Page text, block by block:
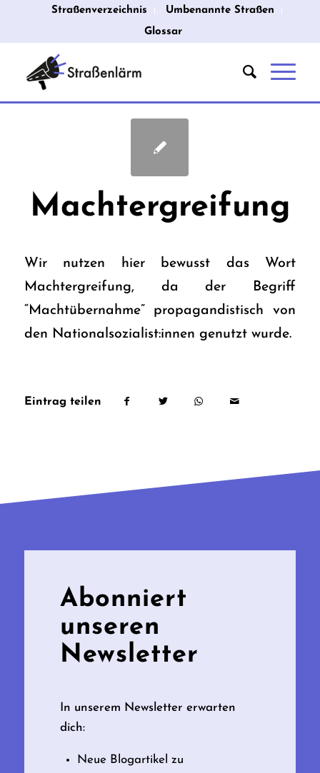
Straßenverzeichnis
Umbenannte Straßen
Glossar
Machtergreifung
Wir nutzen hier bewusst das Wort
Machtergreifung, da der Begriff
“Machtübernahme” propagandistisch von
den Nationalsozialist:innen genutzt wurde.
Eintrag teilen
Abonniert
unseren
Newsletter
In unserem Newsletter erwarten
dich:
Neue Blogartikel zu